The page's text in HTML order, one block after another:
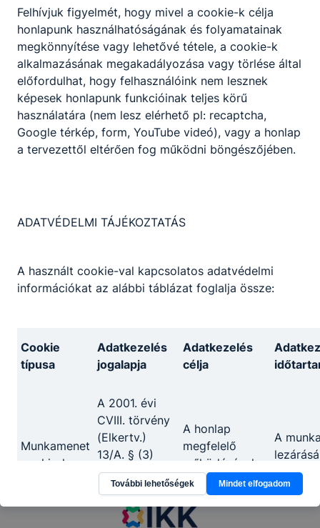
Partnereink
Felhívjuk figyelmét, hogy mivel a cookie-k célja
honlapunk használhatóságának és folyamatainak
megkönnyítése vagy lehetővé tétele, a cookie-k
alkalmazásának megakadályozása vagy törlése által
előfordulhat, hogy felhasználóink nem lesznek
képesek honlapunk funkcióinak teljes körű
használatára (nem lesz elérhető pl: recaptcha,
Google térkép, form, YouTube videó), vagy a honlap
a tervezettől eltérően fog működni böngészőjében.
ADATVÉDELMI TÁJÉKOZTATÁS
A használt cookie-val kapcsolatos adatvédelmi
információkat az alábbi táblázat foglalja össze:
Cookie
típusa
Adatkezelés
jogalapja
Adatkezelés
célja
Munkamenet
cookie-k
A 2001. évi
CVIII. törvény
(Elkertv.)
13/A. § (3)
bekezdésében
foglalt
rendelkezés
A honlap
megfelelő
működésének
biztosítása
A
tartó
További lehetőségek Mindet elfogadom